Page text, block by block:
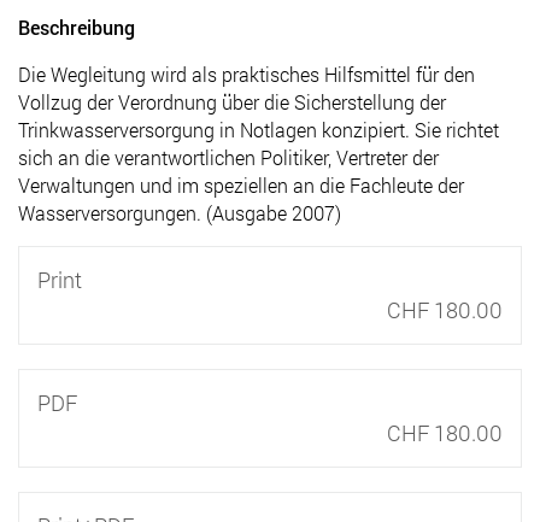
Beschreibung
Die Wegleitung wird als praktisches Hilfsmittel für den
Vollzug der Verordnung über die Sicherstellung der
Trinkwasserversorgung in Notlagen konzipiert. Sie richtet
sich an die verantwortlichen Politiker, Vertreter der
Verwaltungen und im speziellen an die Fachleute der
Wasserversorgungen. (Ausgabe 2007)
Print
CHF 180.00
PDF
CHF 180.00